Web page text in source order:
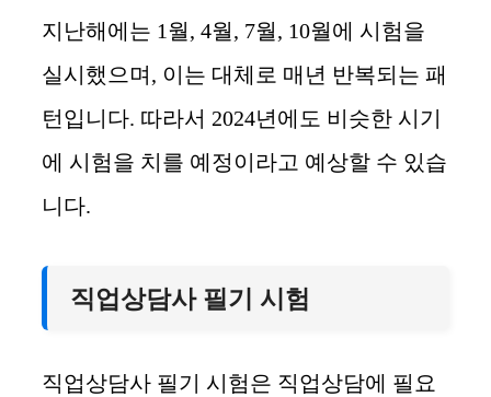
지난해에는 1월, 4월, 7월, 10월에 시험을
실시했으며, 이는 대체로 매년 반복되는 패
턴입니다. 따라서 2024년에도 비슷한 시기
에 시험을 치를 예정이라고 예상할 수 있습
니다.
직업상담사 필기 시험
직업상담사 필기 시험은 직업상담에 필요